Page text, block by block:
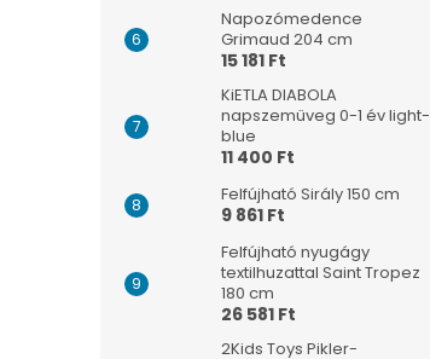
Napozómedence
Grimaud 204 cm
15 181 Ft
KiETLA DIABOLA
napszemüveg 0-1 év light-
blue
11 400 Ft
Felfújható Sirály 150 cm
9 861 Ft
Felfújható nyugágy
textilhuzattal Saint Tropez
180 cm
26 581 Ft
2Kids Toys Pikler-